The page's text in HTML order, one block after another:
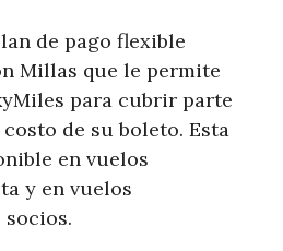
de pago flexible
Millas que le permite
para cubrir parte
de su boleto. Esta
en vuelos
y en vuelos
socios.